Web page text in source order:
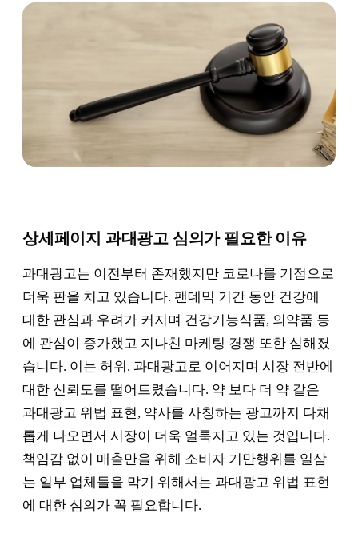
상세페이지 과대광고 심의가 필요한 이유
과대광고는 이전부터 존재했지만 코로나를 기점으로
더욱 판을 치고 있습니다. 팬데믹 기간 동안 건강에
대한 관심과 우려가 커지며 건강기능식품, 의약품 등
에 관심이 증가했고 지나친 마케팅 경쟁 또한 심해졌
습니다. 이는 허위, 과대광고로 이어지며 시장 전반에
대한 신뢰도를 떨어트렸습니다. 약 보다 더 약 같은
과대광고 위법 표현, 약사를 사칭하는 광고까지 다채
롭게 나오면서 시장이 더욱 얼룩지고 있는 것입니다.
책임감 없이 매출만을 위해 소비자 기만행위를 일삼
는 일부 업체들을 막기 위해서는 과대광고 위법 표현
에 대한 심의가 꼭 필요합니다.